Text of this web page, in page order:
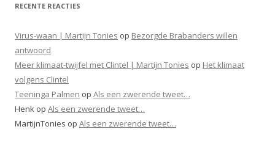
RECENTE REACTIES
Virus-waan | Martijn Tonies op Bezorgde Brabanders willen
antwoord
Meer klimaat-twijfel met Clintel | Martijn Tonies op Het klimaat
volgens Clintel
Teeninga Palmen op Als een zwerende tweet…
Henk op Als een zwerende tweet…
MartijnTonies op Als een zwerende tweet…